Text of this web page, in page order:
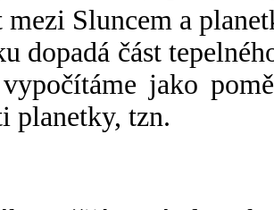
mezi Sluncem a
dopadá část
jako
planetky, tzn.